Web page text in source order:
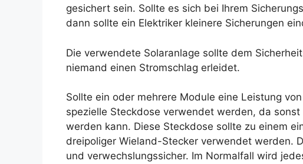
gesichert sein. Sollte es sich bei Ihrem
dann sollte ein Elektriker kleinere Sicherungen
Die verwendete Solaranlage sollte dem
niemand einen Stromschlag erleidet.
Sollte ein oder mehrere Module eine Leistung
spezielle Steckdose verwendet werden, da
werden kann. Diese Steckdose sollte zu einem
dreipoliger Wieland-Stecker verwendet werden.
und verwechslungssicher. Im Normalfall wird